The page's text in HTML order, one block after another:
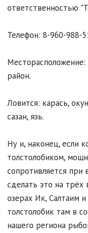
ответственностью
Телефон: 8-960-988-
район.
Ловится: карась,
сазан, язь.
Ну и, наконец, если
толстолобиком,
сопротивляется при
сделать это на трёх
озерах Ик, Салтаим
толстолобик там в
нашего региона